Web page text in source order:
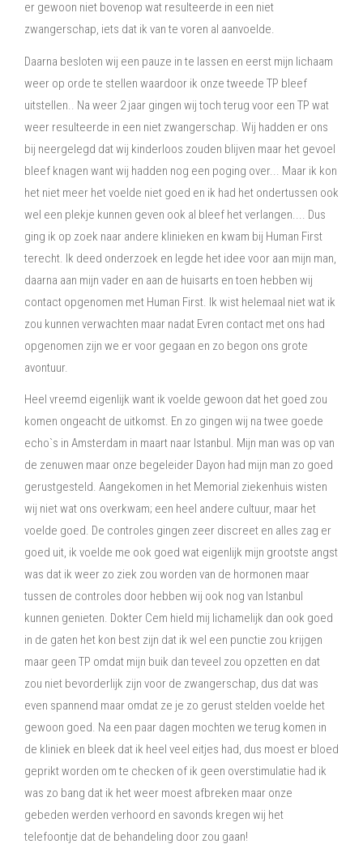
er gewoon niet bovenop wat resulteerde in een niet
zwangerschap, iets dat ik van te voren al aanvoelde.
Daarna besloten wij een pauze in te lassen en eerst mijn lichaam
weer op orde te stellen waardoor ik onze tweede TP bleef
uitstellen.. Na weer 2 jaar gingen wij toch terug voor een TP wat
weer resulteerde in een niet zwangerschap. Wij hadden er ons
bij neergelegd dat wij kinderloos zouden blijven maar het gevoel
bleef knagen want wij hadden nog een poging over... Maar ik kon
het niet meer het voelde niet goed en ik had het ondertussen ook
wel een plekje kunnen geven ook al bleef het verlangen.... Dus
ging ik op zoek naar andere klinieken en kwam bij Human First
terecht. Ik deed onderzoek en legde het idee voor aan mijn man,
daarna aan mijn vader en aan de huisarts en toen hebben wij
contact opgenomen met Human First. Ik wist helemaal niet wat ik
zou kunnen verwachten maar nadat Evren contact met ons had
opgenomen zijn we er voor gegaan en zo begon ons grote
avontuur.
Heel vreemd eigenlijk want ik voelde gewoon dat het goed zou
komen ongeacht de uitkomst. En zo gingen wij na twee goede
echo`s in Amsterdam in maart naar Istanbul. Mijn man was op van
de zenuwen maar onze begeleider Dayon had mijn man zo goed
gerustgesteld. Aangekomen in het Memorial ziekenhuis wisten
wij niet wat ons overkwam; een heel andere cultuur, maar het
voelde goed. De controles gingen zeer discreet en alles zag er
goed uit, ik voelde me ook goed wat eigenlijk mijn grootste angst
was dat ik weer zo ziek zou worden van de hormonen maar
tussen de controles door hebben wij ook nog van Istanbul
kunnen genieten. Dokter Cem hield mij lichamelijk dan ook goed
in de gaten het kon best zijn dat ik wel een punctie zou krijgen
maar geen TP omdat mijn buik dan teveel zou opzetten en dat
zou niet bevorderlijk zijn voor de zwangerschap, dus dat was
even spannend maar omdat ze je zo gerust stelden voelde het
gewoon goed. Na een paar dagen mochten we terug komen in
de kliniek en bleek dat ik heel veel eitjes had, dus moest er bloed
geprikt worden om te checken of ik geen overstimulatie had ik
was zo bang dat ik het weer moest afbreken maar onze
gebeden werden verhoord en savonds kregen wij het
telefoontje dat de behandeling door zou gaan!